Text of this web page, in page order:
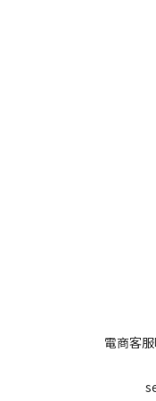
電商客